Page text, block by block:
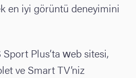
en iyi görüntü deneyimini
Sport Plus’ta web sitesi,
ve Smart TV’niz